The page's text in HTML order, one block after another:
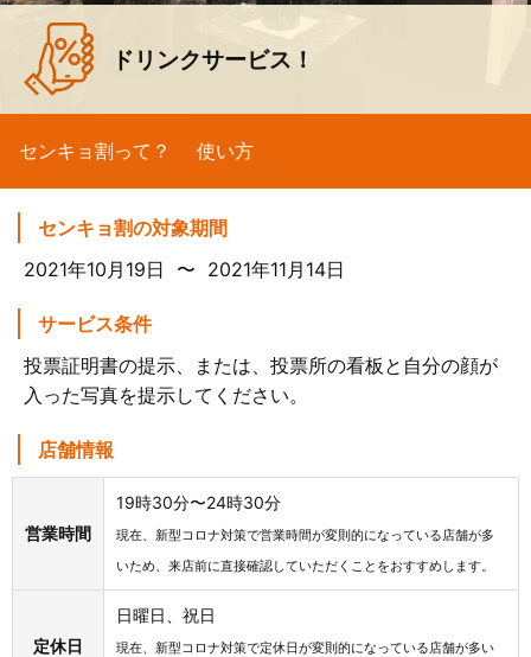
ドリンクサービス！
センキョ割って？ 使い方
センキョ割の対象期間
2021年10月19日 〜 2021年11月14日
サービス条件
投票証明書の提示、または、投票所の看板と自分の顔が
入った写真を提示してください。
店舗情報
営業時間
19時30分〜24時30分
現在、新型コロナ対策で営業時間が変則的になっている店舗が多
いため、来店前に直接確認していただくことをおすすめします。
定休日
日曜日、祝日
現在、新型コロナ対策で定休日が変則的になっている店舗が多い